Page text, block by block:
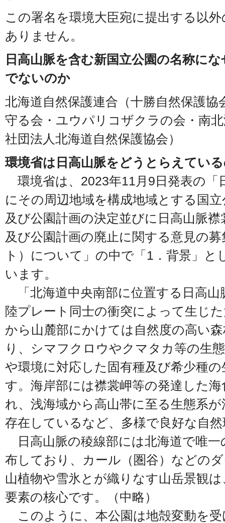
この署名を環境大臣宛に提出する以
ありません。
日高山脈を含む新国立公園の名称に
でないのか
北海道自然保護連合（十勝自然保護
守る会・ユウパリコザクラの会・南
社団法人北海道自然保護協会）
環境省は日高山脈をどうとらえてい
環境省は、2023年11月9日発表の「
にその周辺地域を構成地域とする国
及び公園計画の決定並びに日高山脈
及び公園計画の廃止に関する意見の
ト）について」の中で「1．背景」
います。
「北海道中央南部に位置する日高山
陸プレート同士の衝突によって生じ
から山麓部にかけては自然度の高い
り、シマフクロウやクマタカ等の生
や環境に対応した固有種及び希少種
す。海岸部には襟裳岬等の発達した
れ、浅海域から高山帯に至る生態系
存在しているなど、多様で良好な自
日高山脈の稜線部には北海道で唯一
布しており、カール（圏谷）などの
山植物や雪氷とが織りなす山岳景観
要素の核心です。（中略）
このように、本公園は地殻変動を